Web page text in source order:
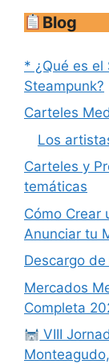
Blog
* ¿Qué es el
Steampunk?
Carteles
Los
Carteles y
temáticas
Cómo Crear
Anunciar tu
Descargo
Mercados
Completa
VIII